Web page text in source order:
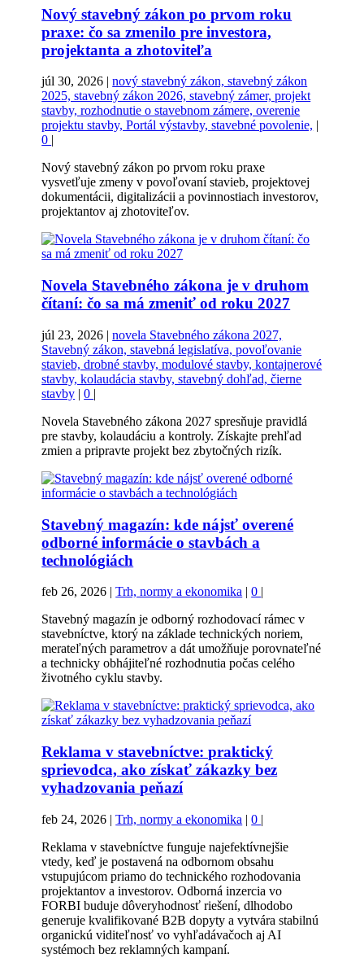
Nový stavebný zákon po prvom roku
praxe: čo sa zmenilo pre investora,
projektanta a zhotoviteľa
júl 30, 2026 |nový stavebný zákon, stavebný zákon
2025, stavebný zákon 2026, stavebný zámer, projekt
stavby, rozhodnutie o stavebnom zámere, overenie
projektu stavby, Portál výstavby, stavebné povolenie,
0
Nový stavebný zákon po prvom roku praxe
vysvetľuje zmeny v povoľovaní stavieb, projektovej
dokumentácii, digitalizácii a povinnostiach investorov,
projektantov aj zhotoviteľov.
Novela Stavebného zákona je v druhom
čítaní: čo sa má zmeniť od roku 2027
júl 23, 2026 |novela Stavebného zákona 2027,
Stavebný zákon, stavebná legislatíva, povoľovanie
stavieb, drobné stavby, modulové stavby, kontajnerové
stavby, kolaudácia stavby, stavebný dohľad, čierne
stavby |0 |
Novela Stavebného zákona 2027 spresňuje pravidlá
pre stavby, kolaudáciu a kontroly. Získajte prehľad
zmien a pripravte projekt bez zbytočných rizík.
Stavebný magazín: kde nájsť overené
odborné informácie o stavbách a
technológiách
feb 26, 2026 |Trh, normy a ekonomika |0 |
Stavebný magazín je odborný rozhodovací rámec v
stavebníctve, ktorý na základe technických noriem,
merateľných parametrov a dát umožňuje porovnateľné
a technicky obhájiteľné rozhodnutia počas celého
životného cyklu stavby.
Reklama v stavebníctve: praktický
sprievodca, ako získať zákazky bez
vyhadzovania peňazí
feb 24, 2026 |Trh, normy a ekonomika |0 |
Reklama v stavebníctve funguje najefektívnejšie
vtedy, keď je postavená na odbornom obsahu
vstupujúcom priamo do technického rozhodovania
projektantov a investorov. Odborná inzercia vo
FORBI buduje dôveryhodnosť riešení, dlhodobo
generuje kvalifikované B2B dopyty a vytvára stabilnú
organickú viditeľnosť vo vyhľadávačoch aj AI
systémoch bez reklamných kampaní.